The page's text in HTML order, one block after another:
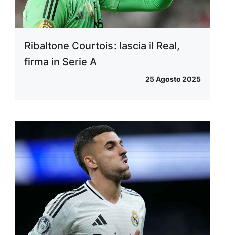
Ribaltone Courtois: lascia il Real,
firma in Serie A
25 Agosto 2025